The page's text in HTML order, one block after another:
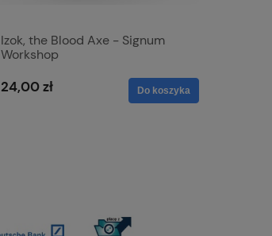
Izok, the Blood Axe - Signum
Workshop
24,00 zł Do koszyka